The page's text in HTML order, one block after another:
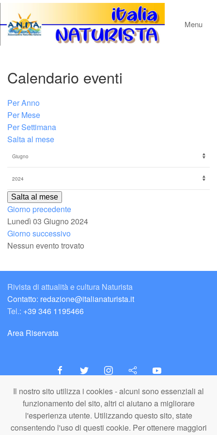
Il nostro sito utilizza i cookies - alcuni sono essenziali al
funzionamento del sito, altri ci aiutano a migliorare
l'esperienza utente. Utilizzando questo sito, state
consentendo l'uso di questi cookie. Per ottenere maggiori
Menu
Calendario eventi
Per Anno
Per Mese
Per Settimana
Salta al mese
Salta al mese
Giorno precedente
Lunedì 03 Giugno 2024
Giorno successivo
Nessun evento trovato
Rivista di attualità e cultura Naturista
Contatto: redazione@italianaturista.it
Tel.: +39 346 1195466
Area Riservata
italiaNATURISTA
Editore e Redazione
A.N.ITA. Associazione Naturista Italiana (APS)
C.F. 80203710159